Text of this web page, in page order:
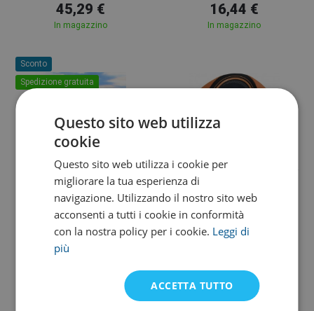
45,29 €
In magazzino
16,44 €
In magazzino
Sconto
Spedizione gratuita
Swim Secure
Swim Secure Marker Buoy
329,65 €
Swim Secure
Swim Secure Universal
Neoprene Swim Cap
In stock presso il fornitore
Questo sito web utilizza
cookie
Questo sito web utilizza i cookie per
migliorare la tua esperienza di
navigazione. Utilizzando il nostro sito web
acconsenti a tutti i cookie in conformità
con la nostra policy per i cookie. Leggi di
più
ACCETTA TUTTO